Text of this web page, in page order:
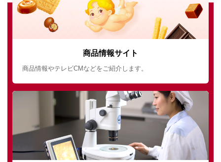
商品情報サイト
商品情報やテレビCMなどをご紹介します。